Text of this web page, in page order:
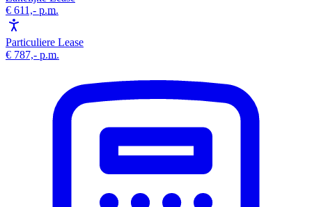
€ 611,- p.m.
Particuliere Lease
€ 787,- p.m.